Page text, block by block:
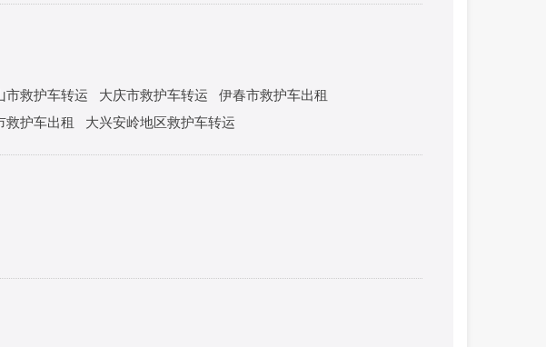
市救护车转运 大庆市救护车转运
伊春市救护车出租
救护车出租 大兴安岭地区救护车转运